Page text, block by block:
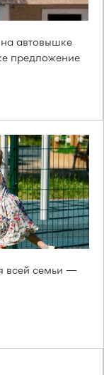
автовышке
предложение
всей семьи —